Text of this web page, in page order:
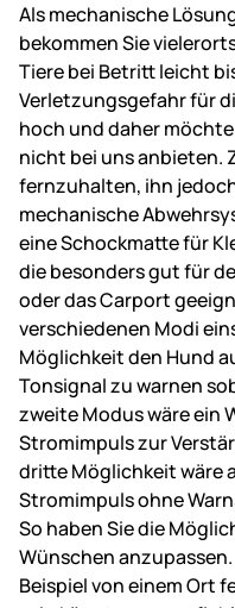
Als mechanische
bekommen Sie
Tiere bei Betritt leicht
Verletzungsgefahr für
hoch und daher
nicht bei uns anbieten.
fernzuhalten, ihn
mechanische
eine Schockmatte für
die besonders gut für
oder das Carport
verschiedenen Modi
Möglichkeit den Hund
Tonsignal zu warnen
zweite Modus wäre ein
Stromimpuls zur
dritte Möglichkeit wäre
Stromimpuls ohne
So haben Sie die
Wünschen
Beispiel von einem Ort